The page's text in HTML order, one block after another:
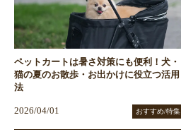
ペットカートは暑さ対策にも便利！犬・
猫の夏のお散歩・お出かけに役立つ活用
法
2026/04/01 おすすめ/特集